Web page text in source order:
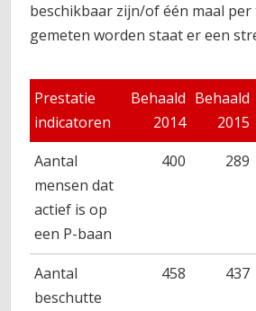
beschikbaar zijn/of één maal per
gemeten worden staat er een
Prestatie
indicatoren
Behaald
2014
Behaald
2015
Aantal
mensen dat
actief is op
een P-baan
400 289
Aantal
beschutte
458 437